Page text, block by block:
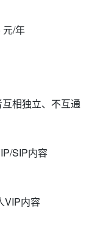
元/年
相独立、不互通
SIP内容
VIP内容